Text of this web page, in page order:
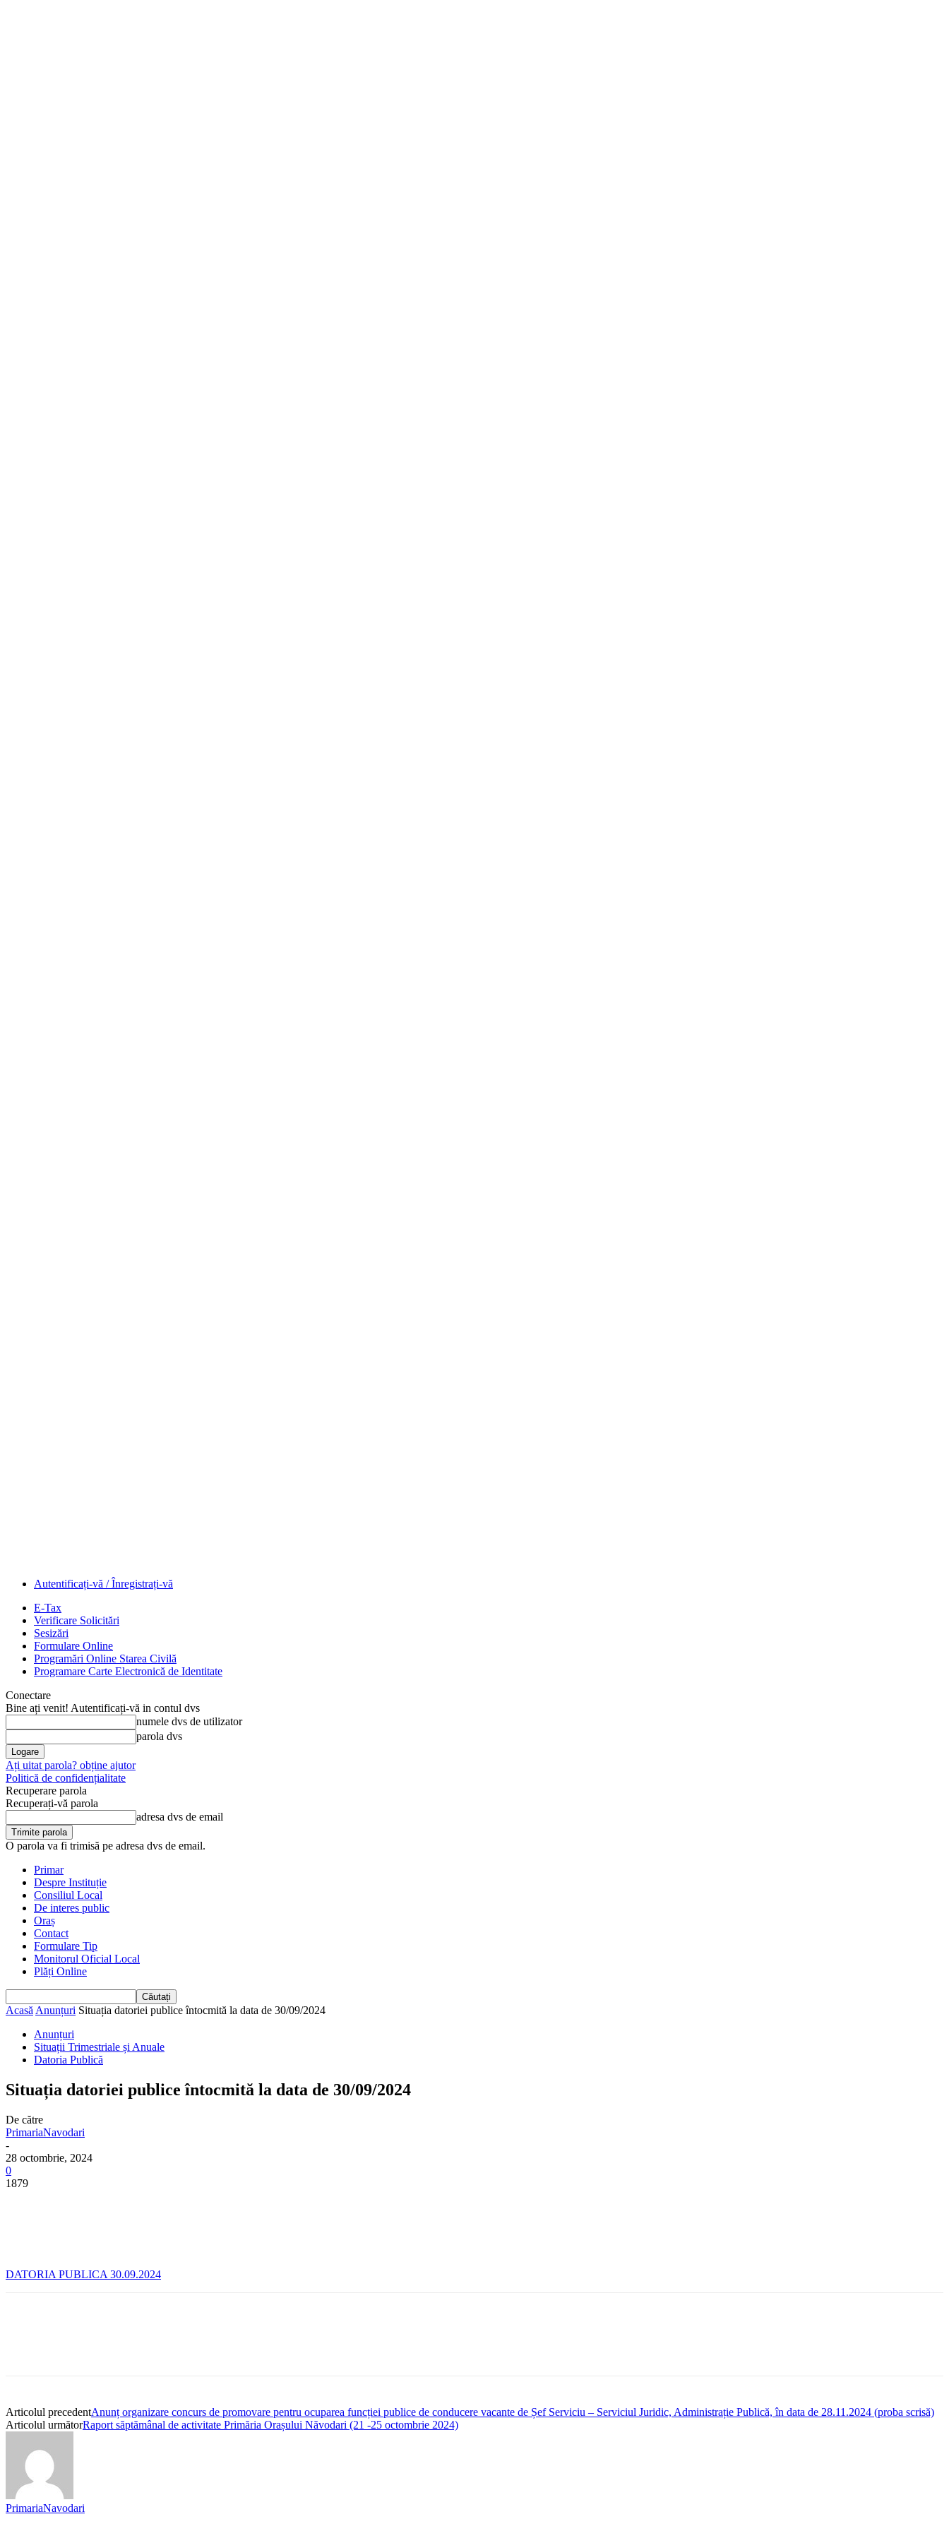
Autentificați-vă / Înregistrați-vă
E-Tax
Verificare Solicitări
Sesizări
Formulare Online
Programări Online Starea Civilă
Programare Carte Electronică de Identitate
Conectare
Bine ați venit! Autentificați-vă in contul dvs
numele dvs de utilizator
parola dvs
Ați uitat parola? obține ajutor
Politică de confidențialitate
Recuperare parola
Recuperați-vă parola
adresa dvs de email
O parola va fi trimisă pe adresa dvs de email.
Primar
Despre Instituție
Consiliul Local
De interes public
Oraș
Contact
Formulare Tip
Monitorul Oficial Local
Plăți Online
Acasă Anunțuri Situația datoriei publice întocmită la data de 30/09/2024
Anunțuri
Situații Trimestriale și Anuale
Datoria Publică
Situația datoriei publice întocmită la data de 30/09/2024
De către
PrimariaNavodari
-
28 octombrie, 2024
0
1879
DATORIA PUBLICA 30.09.2024
Articolul precedentAnunț organizare concurs de promovare pentru ocuparea funcției publice de conducere vacante de Șef Serviciu – Serviciul Juridic, Administrație Publică, în data de 28.11.2024 (proba scrisă)
Articolul următorRaport săptămânal de activitate Primăria Orașului Năvodari (21 -25 octombrie 2024)
PrimariaNavodari